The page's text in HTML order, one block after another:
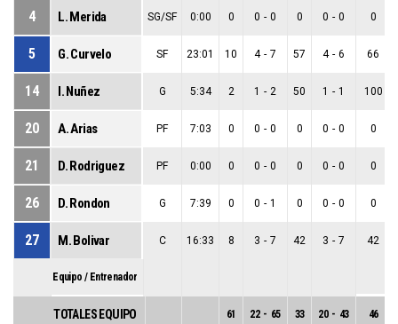
4 L. Merida SG/SF 0:00 0 0 - 0 0 0 - 0 0
5 G. Curvelo SF 23:01 10 4 - 7 57 4 - 6 66
14 I. Nuñez G 5:34 2 1 - 2 50 1 - 1 100
20 A. Arias PF 7:03 0 0 - 0 0 0 - 0 0
21 D. Rodriguez PF 0:00 0 0 - 0 0 0 - 0 0
26 D. Rondon G 7:39 0 0 - 1 0 0 - 0 0
27 M. Bolivar C 16:33 8 3 - 7 42 3 - 7 42
Equipo / Entrenador
TOTALES EQUIPO 61 22 - 65 33 20 - 43 46